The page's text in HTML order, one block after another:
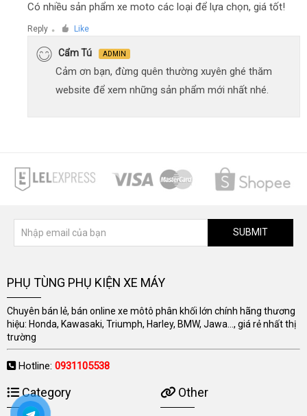
Có nhiều sản phẩm xe moto các loại để lựa chọn, giá tốt!
Reply ● Like
Cẩm Tú ADMIN
Cảm ơn bạn, đừng quên thường xuyên ghé thăm
website để xem những sản phẩm mới nhất nhé.
SUBMIT
PHỤ TÙNG PHỤ KIỆN XE MÁY
Chuyên bán lẻ, bán online xe môtô phân khối lớn chính hãng thương
hiệu: Honda, Kawasaki, Triumph, Harley, BMW, Jawa..., giá rẻ nhất thị
trường
Hotline: 0931105538
Category Other